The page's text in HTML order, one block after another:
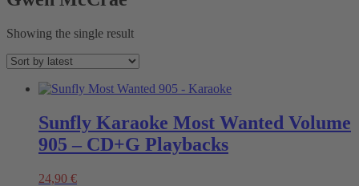
Showing the single result
Sunfly Karaoke Most Wanted Volume
905 – CD+G Playbacks
24,90 €